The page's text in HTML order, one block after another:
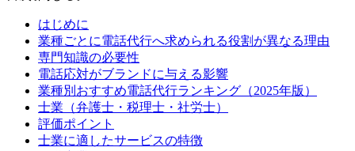
はじめに
業種ごとに電話代行へ求められる役割が異なる理由
専門知識の必要性
電話応対がブランドに与える影響
業種別おすすめ電話代行ランキング（2025年版）
士業（弁護士・税理士・社労士）
評価ポイント
士業に適したサービスの特徴